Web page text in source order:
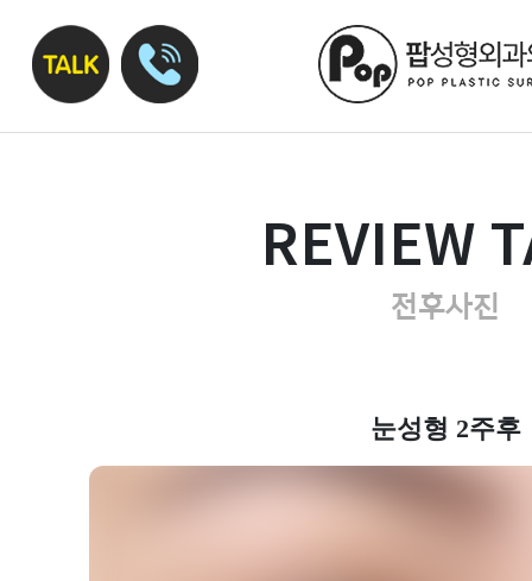
REVIEW
전후사진
눈성형 2주후